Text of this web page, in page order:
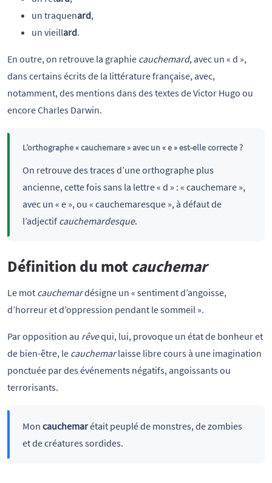
un traquenard,
un vieillard.
En outre, on retrouve la graphie cauchemard, avec un « d »,
dans certains écrits de la littérature française, avec,
notamment, des mentions dans des textes de Victor Hugo ou
encore Charles Darwin.
L’orthographe « cauchemare » avec un « e » est-elle correcte ?
On retrouve des traces d’une orthographe plus
ancienne, cette fois sans la lettre « d » : « cauchemare »,
avec un « e », ou « cauchemaresque », à défaut de
l’adjectif cauchemardesque.
Définition du mot cauchemar
Le mot cauchemardésigne un « sentiment d’angoisse,
d’horreur et d’oppression pendant le sommeil ».
Par opposition au rêvequi, lui, provoque un état de bonheur et
de bien-être, le cauchemarlaisse libre cours à une imagination
ponctuée par des événements négatifs, angoissants ou
terrorisants.
Mon cauchemarétait peuplé de monstres, de zombies
et de créatures sordides.